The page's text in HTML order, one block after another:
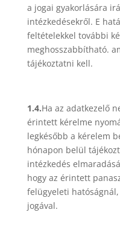
a jogai gyakorlására
intézkedésekről. E
feltételekkel további
meghosszabbítható.
tájékoztatni kell.
1.4.Ha az adatkezelő
érintett kérelme
legkésőbb a kérelem
hónapon belül
intézkedés
hogy az érintett
felügyeleti
jogával.